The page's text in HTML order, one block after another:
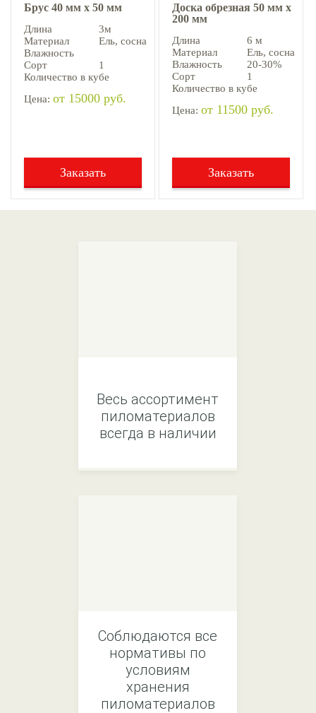
Брус 40 мм х 50 мм
Длина
3м
Материал
Ель, cосна
Влажность
Сорт
1
Количество в кубе
Цена: от 15000 руб.
Заказать
Доска обрезная 50 мм х
200 мм
Длина
6 м
Материал
Ель, cосна
Влажность
20-30%
Сорт
1
Количество в кубе
Цена: от 11500 руб.
Заказать
Весь ассортимент
пиломатериалов
всегда в наличии
Соблюдаются все
нормативы по
условиям
хранения
пиломатериалов